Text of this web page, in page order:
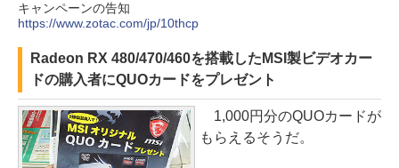
キャンペーンの告知
https://www.zotac.com/jp/10thcp
Radeon RX 480/470/460を搭載したMSI製ビデオカー
ドの購入者にQUOカードをプレゼント
1,000円分のQUOカードが
もらえるそうだ。